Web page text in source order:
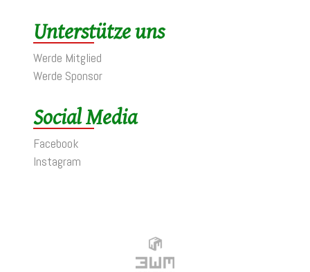
Unterstütze uns
Werde Mitglied
Werde Sponsor
Social Media
Facebook
Instagram